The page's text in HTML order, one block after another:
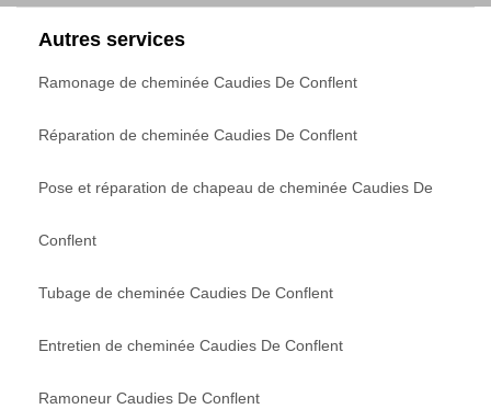
Autres services
Ramonage de cheminée Caudies De Conflent
Réparation de cheminée Caudies De Conflent
Pose et réparation de chapeau de cheminée Caudies De
Conflent
Tubage de cheminée Caudies De Conflent
Entretien de cheminée Caudies De Conflent
Ramoneur Caudies De Conflent